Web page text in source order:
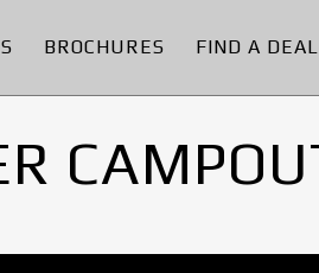
BROCHURES FIND A